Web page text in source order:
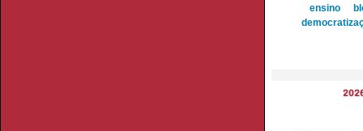
ensino